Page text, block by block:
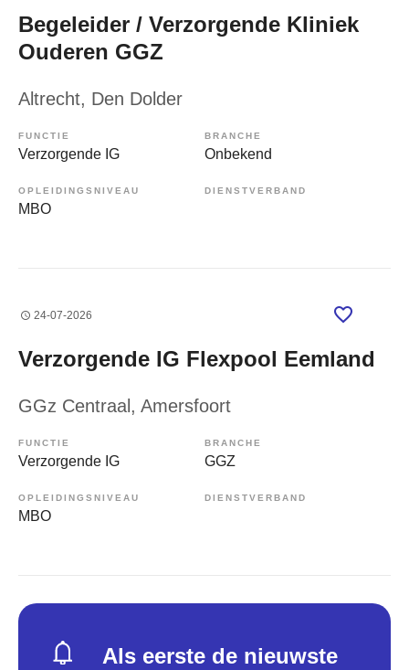
Begeleider / Verzorgende Kliniek
Ouderen GGZ
Altrecht, Den Dolder
FUNCTIE
Verzorgende IG
BRANCHE
Onbekend
OPLEIDINGSNIVEAU
MBO
DIENSTVERBAND
24-07-2026
Verzorgende IG Flexpool Eemland
GGz Centraal , Amersfoort
FUNCTIE
Verzorgende IG
BRANCHE
GGZ
OPLEIDINGSNIVEAU
MBO
DIENSTVERBAND
Als eerste de nieuwste